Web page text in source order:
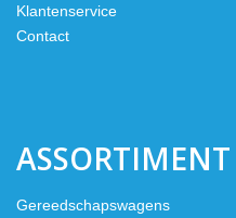
Klantenservice
Contact
ASSORTIMENT
Gereedschapswagens